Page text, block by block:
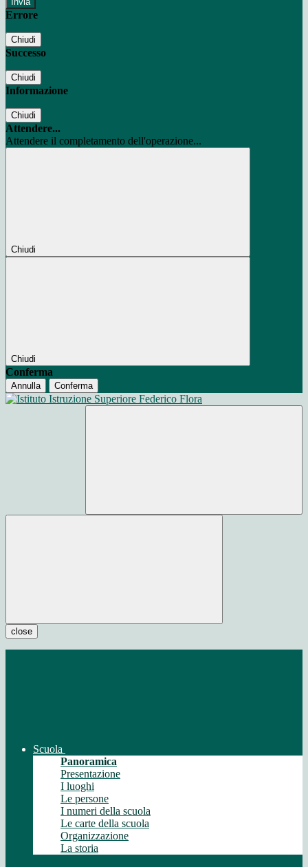
Errore
Chiudi
Successo
Chiudi
Informazione
Chiudi
Attendere...
Attendere il completamento dell'operazione...
Chiudi
Chiudi
Conferma
Annulla Conferma
close
Scuola
Panoramica
Presentazione
I luoghi
Le persone
I numeri della scuola
Le carte della scuola
Organizzazione
La storia